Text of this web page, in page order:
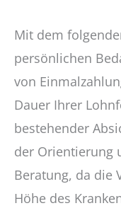
Mit dem
persönlichen
von
Dauer Ihrer
bestehender
der Orientierung
Beratung, da die
Höhe des